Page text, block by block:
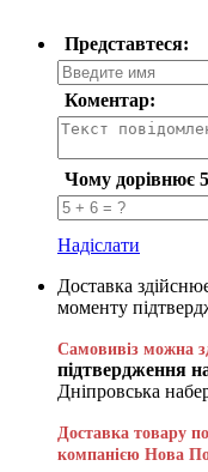
Представтеся:
Коментар:
Чому дорівнює
Надіслати
Доставка
моменту
Самовивіз можна
підтвердження
Дніпровська
Доставка товару
компанією Нова